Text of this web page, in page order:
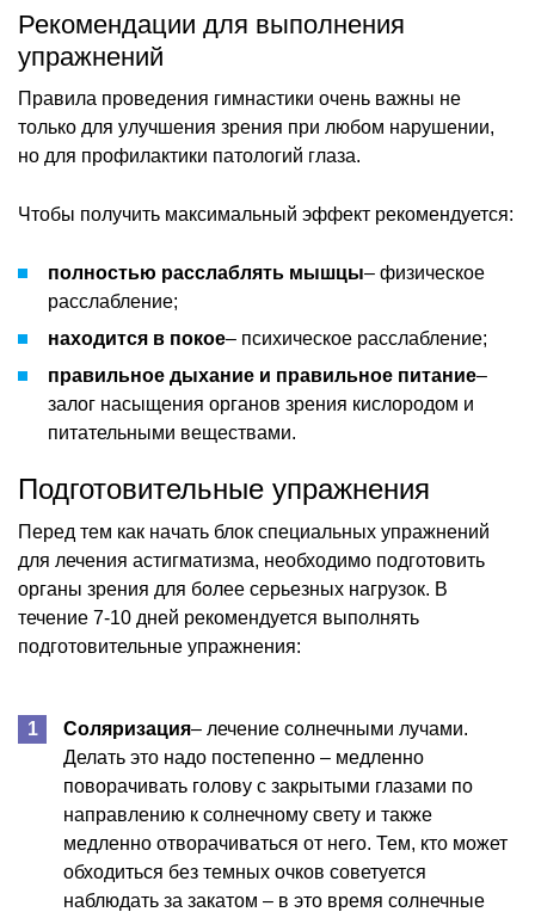
Рекомендации для выполнения
упражнений
Правила проведения гимнастики очень важны не
только для улучшения зрения при любом нарушении,
но для профилактики патологий глаза.
Чтобы получить максимальный эффект рекомендуется:
полностью расслаблять мышцы– физическое
расслабление;
находится в покое– психическое расслабление;
правильное дыхание и правильное питание–
залог насыщения органов зрения кислородом и
питательными веществами.
Подготовительные упражнения
Перед тем как начать блок специальных упражнений
для лечения астигматизма, необходимо подготовить
органы зрения для более серьезных нагрузок. В
течение 7-10 дней рекомендуется выполнять
подготовительные упражнения:
Соляризация– лечение солнечными лучами.
Делать это надо постепенно – медленно
поворачивать голову с закрытыми глазами по
направлению к солнечному свету и также
медленно отворачиваться от него. Тем, кто может
обходиться без темных очков советуется
наблюдать за закатом – в это время солнечные